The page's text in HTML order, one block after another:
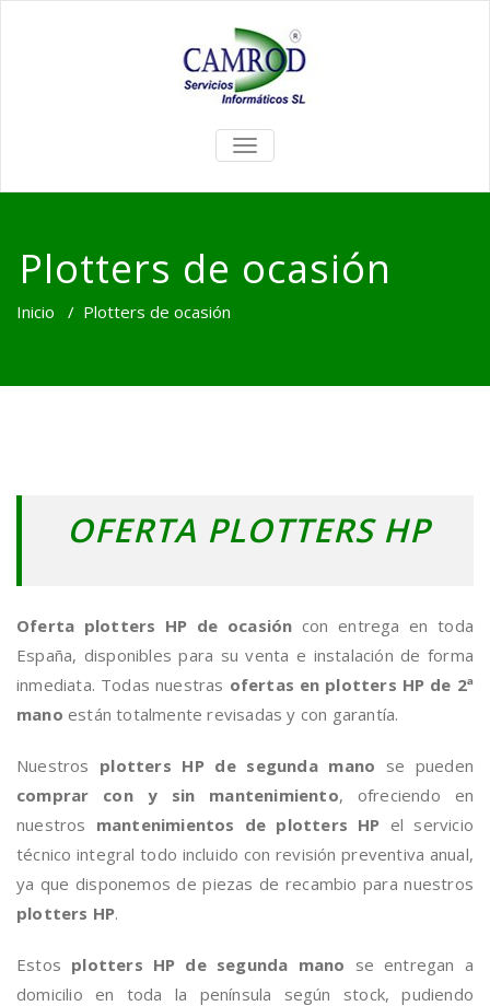
TOGGLE
Plotters de ocasión
Inicio / Plotters de ocasión
OFERTA PLOTTERS HP
Oferta plotters HP de ocasión con entrega en toda
España, disponibles para su venta e instalación de forma
inmediata. Todas nuestras ofertas en plotters HP de 2ª
mano están totalmente revisadas y con garantía.
Nuestros plotters HP de segunda mano se pueden
comprar con y sin mantenimiento, ofreciendo en
nuestros mantenimientos de plotters HP el servicio
técnico integral todo incluido con revisión preventiva anual,
ya que disponemos de piezas de recambio para nuestros
plotters HP.
Estos plotters HP de segunda mano se entregan a
domicilio en toda la península según stock, pudiendo